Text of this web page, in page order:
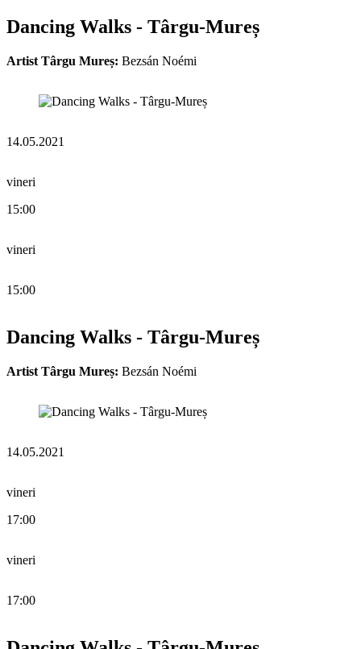
Dancing Walks - Târgu-Mureș
Artist Târgu Mureș: Bezsán Noémi
14.05.2021
vineri
15:00
vineri
15:00
Dancing Walks - Târgu-Mureș
Artist Târgu Mureș: Bezsán Noémi
14.05.2021
vineri
17:00
vineri
17:00